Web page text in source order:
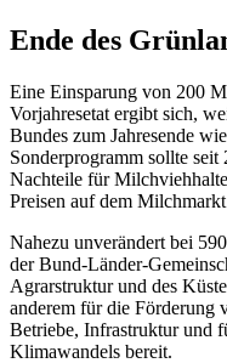
Ende des
Eine Einsparung von 200
Vorjahresetat ergibt sich,
Bundes zum Jahresende
Sonderprogramm sollte
Nachteile für
Preisen auf dem
Nahezu unverändert bei
der Bund-Länder-
Agrarstruktur und des
anderem für die Förderung
Betriebe, Infrastruktur und
Klimawandels bereit.